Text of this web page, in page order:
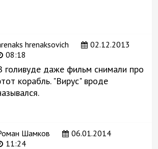
hrenaksovich
02.12.2013
08:18
голивуде даже фильм снимали про
корабль. "Вирус" вроде
Шамков
06.01.2014
11:24